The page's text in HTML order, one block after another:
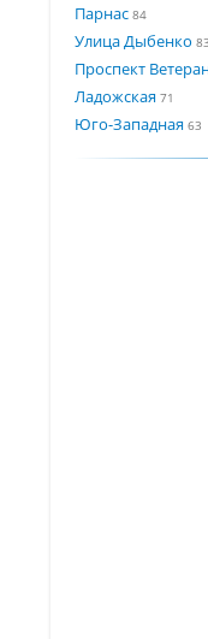
Парнас 84
Улица Дыбенко 83
Проспект
Ладожская 71
Юго-Западная 63